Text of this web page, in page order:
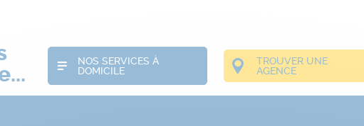
NOS SERVICES À
DOMICILE
TROUVER UNE
AGENCE